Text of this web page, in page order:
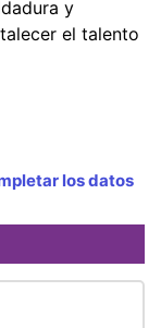
y
el talento
los datos